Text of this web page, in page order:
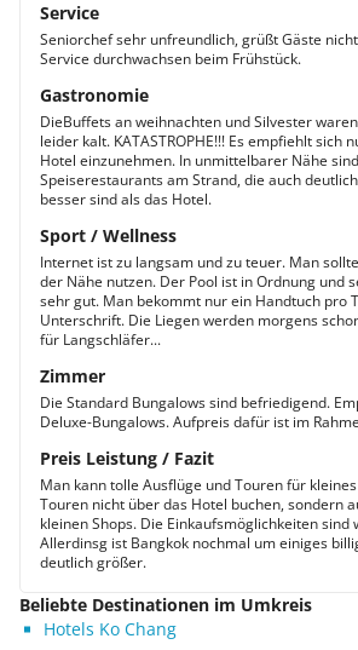
Service
Seniorchef sehr unfreundlich, grüßt Gäste
Service durchwachsen beim Frühstück.
Gastronomie
DieBuffets an weihnachten und Silvester
leider kalt. KATASTROPHE!!! Es empfiehlt sich
Hotel einzunehmen. In unmittelbarer Nähe
Speiserestaurants am Strand, die auch
besser sind als das Hotel.
Sport / Wellness
Internet ist zu langsam und zu teuer. Man
der Nähe nutzen. Der Pool ist in Ordnung und
sehr gut. Man bekommt nur ein Handtuch pro
Unterschrift. Die Liegen werden morgens
für Langschläfer...
Zimmer
Die Standard Bungalows sind befriedigend.
Deluxe-Bungalows. Aufpreis dafür ist im
Preis Leistung / Fazit
Man kann tolle Ausflüge und Touren für
Touren nicht über das Hotel buchen, sondern
kleinen Shops. Die Einkaufsmöglichkeiten sind
Allerdinsg ist Bangkok nochmal um einiges
deutlich größer.
Beliebte Destinationen im Umkreis
Hotels Ko Chang